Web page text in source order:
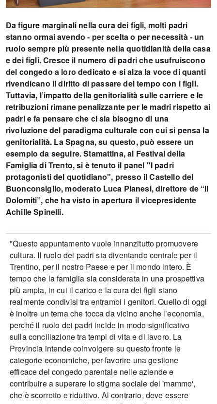
Da figure marginali nella cura dei figli, molti padri
stanno ormai avendo - per scelta o per necessità - un
ruolo sempre più presente nella quotidianità della casa
e dei figli. Cresce il numero di padri che usufruiscono
del congedo a loro dedicato e si alza la voce di quanti
rivendicano il diritto di passare del tempo con i figli.
Tuttavia, l’impatto della genitorialità sulle carriere e le
retribuzioni rimane penalizzante per le madri rispetto ai
padri e fa pensare che ci sia bisogno di una
rivoluzione del paradigma culturale con cui si pensa la
genitorialità. La Spagna, su questo, può essere un
esempio da seguire. Stamattina, al Festival della
Famiglia di Trento, si è tenuto il panel "I padri
protagonisti del quotidiano", presso il Castello del
Buonconsiglio, moderato Luca Pianesi, direttore de “Il
Dolomiti”, che ha visto in apertura il vicepresidente
Achille Spinelli.
"Questo appuntamento vuole innanzitutto promuovere
cultura. Il ruolo dei padri sta diventando centrale per il
Trentino, per il nostro Paese e per il mondo intero. È
tempo che la famiglia sia considerata in una prospettiva
più ampia, in cui il carico e la cura dei figli siano
realmente condivisi tra entrambi i genitori. Quello di oggi
è inoltre un tema che tocca da vicino anche l’economia,
perché il ruolo dei padri incide in modo significativo
sulla conciliazione tra tempi di vita e di lavoro. La
Provincia intende coinvolgere su questo fronte le
categorie economiche, per favorire una gestione
efficace del congedo parentale nelle aziende e
contribuire a superare lo stigma sociale del 'mammo',
che è scorretto e riduttivo. Al contrario, deve essere